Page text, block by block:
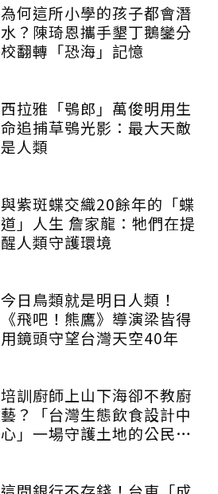
為何這所小學的孩子都會潛
水？陳琦恩攜手墾丁鵝鑾分
校翻轉「恐海」記憶
西拉雅「鴞郎」萬俊明用生
命追捕草鴞光影：最大天敵
是人類
與紫斑蝶交織20餘年的「蝶
道」人生 詹家龍：牠們在提
醒人類守護環境
今日鳥類就是明日人類！
《飛吧！熊鷹》導演梁皆得
用鏡頭守望台灣天空40年
培訓廚師上山下海卻不教廚
藝？「台灣生態飲食設計中
心」一場守護土地的公民運